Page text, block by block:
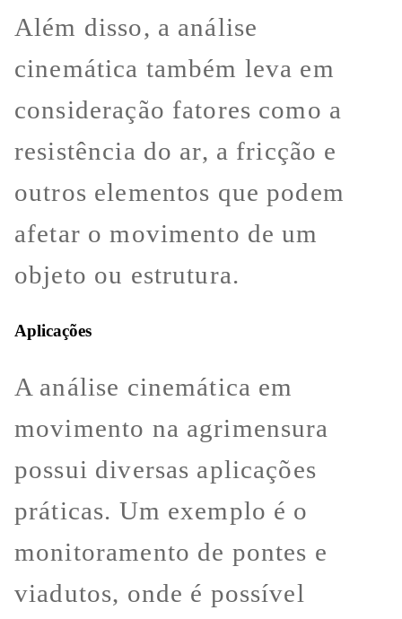
Além disso, a análise
cinemática também leva em
consideração fatores como a
resistência do ar, a fricção e
outros elementos que podem
afetar o movimento de um
objeto ou estrutura.
Aplicações
A análise cinemática em
movimento na agrimensura
possui diversas aplicações
práticas. Um exemplo é o
monitoramento de pontes e
viadutos, onde é possível